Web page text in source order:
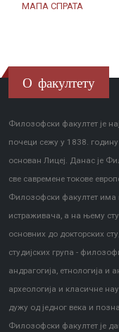
МАПА СПРАТА
О факултету
Филозофски факултет је
почеци сежу у 1838.
основан Лицеј. Данас је
све савремене токове
Филозофски факултет има
истраживача, а на њему
основних до докторских
студијских група -
андрагогија, етнологија и
археологија и класичне
дужу од једног века и
Филозофски факултет је